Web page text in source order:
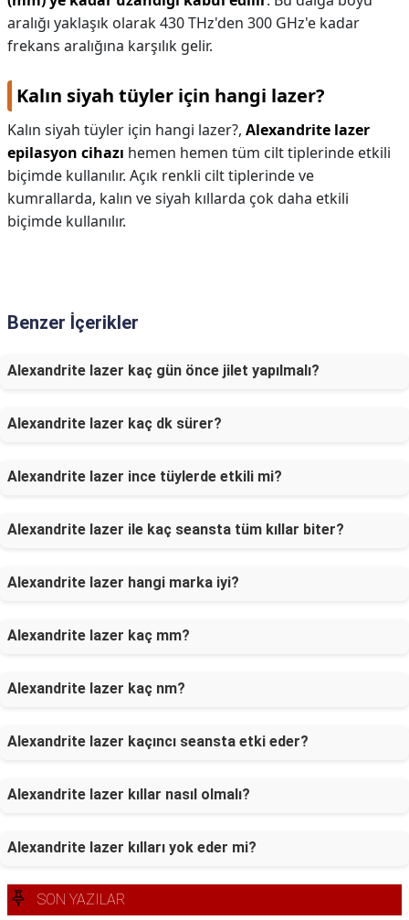
aralığı yaklaşık olarak 430 THz'den 300 GHz'e kadar
frekans aralığına karşılık gelir.
Kalın siyah tüyler için hangi lazer?
Kalın siyah tüyler için hangi lazer?, Alexandrite lazer
epilasyon cihazı hemen hemen tüm cilt tiplerinde etkili
biçimde kullanılır. Açık renkli cilt tiplerinde ve
kumrallarda, kalın ve siyah kıllarda çok daha etkili
biçimde kullanılır.
Benzer İçerikler
Alexandrite lazer kaç gün önce jilet yapılmalı?
Alexandrite lazer kaç dk sürer?
Alexandrite lazer ince tüylerde etkili mi?
Alexandrite lazer ile kaç seansta tüm kıllar biter?
Alexandrite lazer hangi marka iyi?
Alexandrite lazer kaç mm?
Alexandrite lazer kaç nm?
Alexandrite lazer kaçıncı seansta etki eder?
Alexandrite lazer kıllar nasıl olmalı?
Alexandrite lazer kılları yok eder mi?
SON YAZILAR